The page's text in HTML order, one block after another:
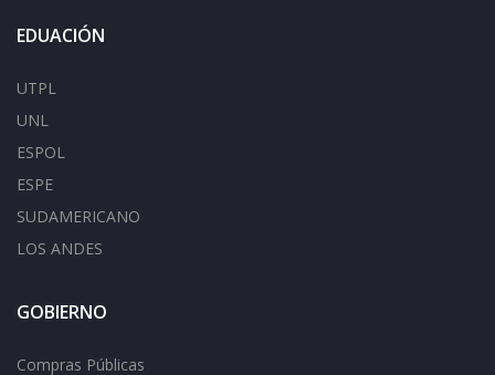
EDUACIÓN
UTPL
UNL
ESPOL
ESPE
SUDAMERICANO
LOS ANDES
GOBIERNO
Compras Públicas